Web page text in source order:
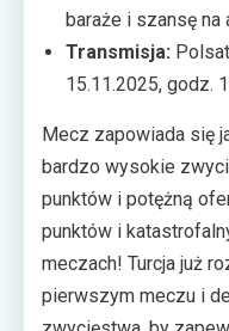
baraże i szansę na
Transmisja:
15.11.2025, godz.
Mecz zapowiada się
bardzo wysokie
punktów i potężną
punktów i
meczach! Turcja już
pierwszym meczu i